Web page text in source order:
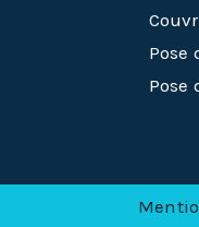
Pose
Pose